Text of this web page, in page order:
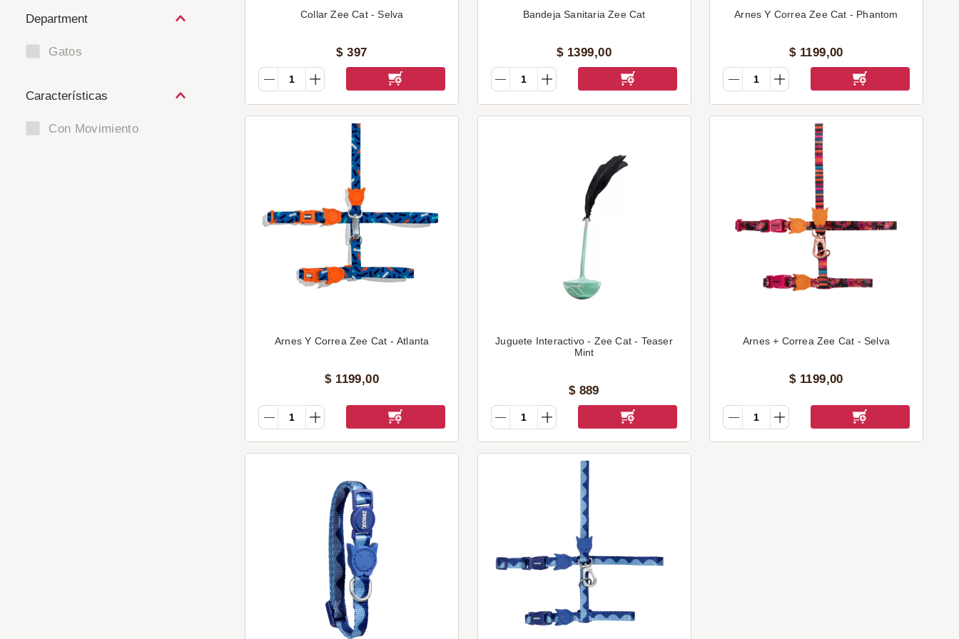
Department
Gatos
Características
Con Movimiento
Collar Zee Cat - Selva
$ 397
Bandeja Sanitaria Zee Cat
$ 1399,00
Arnes Y Correa Zee Cat - Phantom
$ 1199,00
Arnes Y Correa Zee Cat - Atlanta
$ 1199,00
Juguete Interactivo - Zee Cat - Teaser
Mint
$ 889
Arnes + Correa Zee Cat - Selva
$ 1199,00